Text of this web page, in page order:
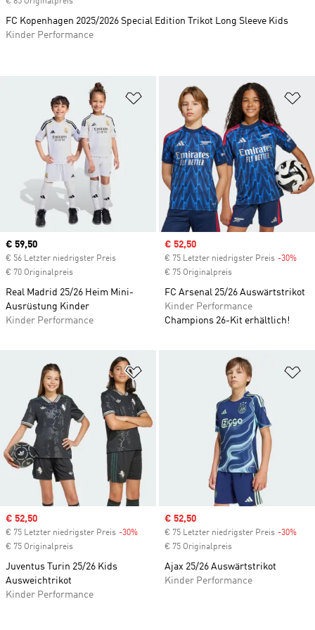
Zur Wunschliste hinzufügen
Current price
€ 59,50
€ 56 Letzter niedrigster Preis
€ 70 Originalpreis
Real Madrid 25/26 Heim Mini-
Ausrüstung Kinder
Kinder Performance
Sale price
€ 52,50
€ 75 Letzter niedrigster Preis -30%
€ 75 Originalpreis
FC Arsenal 25/26 Auswärtstrikot
Kinder Performance
Champions 26-Kit erhältlich!
Zur Wunschliste hinzufügen
Sale price
€ 52,50
€ 75 Letzter niedrigster Preis -30% Discount
€ 75 Originalpreis
Juventus Turin 25/26 Kids
Ausweichtrikot
Kinder Performance
Sale price
€ 52,50
€ 75 Letzter niedrigster Preis -30%
€ 75 Originalpreis
Ajax 25/26 Auswärtstrikot
Kinder Performance
FC Kopenhagen 2025/2026 Special Edition Trikot Long Sleeve Kids
Kinder Performance